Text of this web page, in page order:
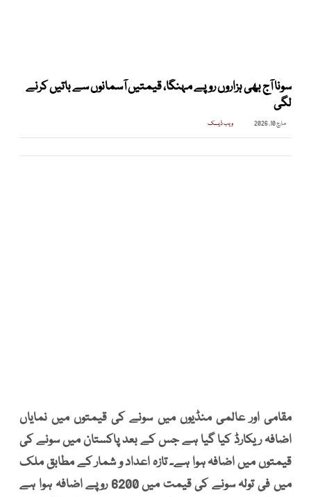
سونا آج بھی ہزاروں روپے مہنگا، قیمتیں آسمانوں سے باتیں کرنے
لگی
مارچ 10, 2026 ویب ڈیسک
مقامی اور عالمی منڈیوں میں سونے کی قیمتوں میں نمایاں
اضافہ ریکارڈ کیا گیا ہے جس کے بعد پاکستان میں سونے کی
قیمتوں میں اضافہ ہوا ہے۔ تازہ اعداد و شمار کے مطابق ملک
میں فی تولہ سونے کی قیمت میں 6200 روپے اضافہ ہوا ہے